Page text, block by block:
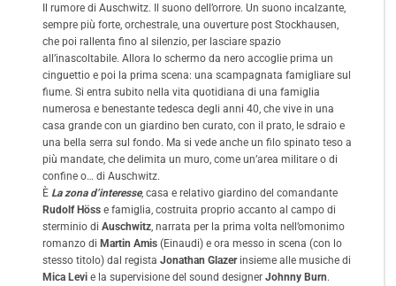
Il rumore di Auschwitz. Il suono dell’orrore. Un suono incalzante,
sempre più forte, orchestrale, una ouverture post Stockhausen,
che poi rallenta fino al silenzio, per lasciare spazio
all’inascoltabile. Allora lo schermo da nero accoglie prima un
cinguettio e poi la prima scena: una scampagnata famigliare sul
fiume. Si entra subito nella vita quotidiana di una famiglia
numerosa e benestante tedesca degli anni 40, che vive in una
casa grande con un giardino ben curato, con il prato, le sdraio e
una bella serra sul fondo. Ma si vede anche un filo spinato teso a
più mandate, che delimita un muro, come un’area militare o di
confine o… di Auschwitz.
È La zona d’interesse, casa e relativo giardino del comandante
Rudolf Höss e famiglia, costruita proprio accanto al campo di
sterminio di Auschwitz , narrata per la prima volta nell’omonimo
romanzo di Martin Amis (Einaudi) e ora messo in scena (con lo
stesso titolo) dal regista Jonathan Glazerinsieme alle musiche di
Mica Levi e la supervisione del sound designer Johnny Burn.